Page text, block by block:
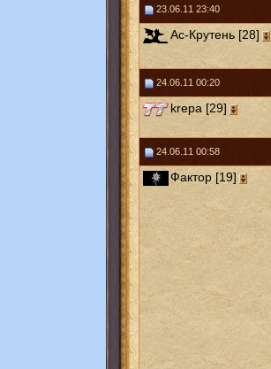
23.06.11 23:40
Ас-Крутень [28]
24.06.11 00:20
krepa [29]
24.06.11 00:58
Фактор [19]